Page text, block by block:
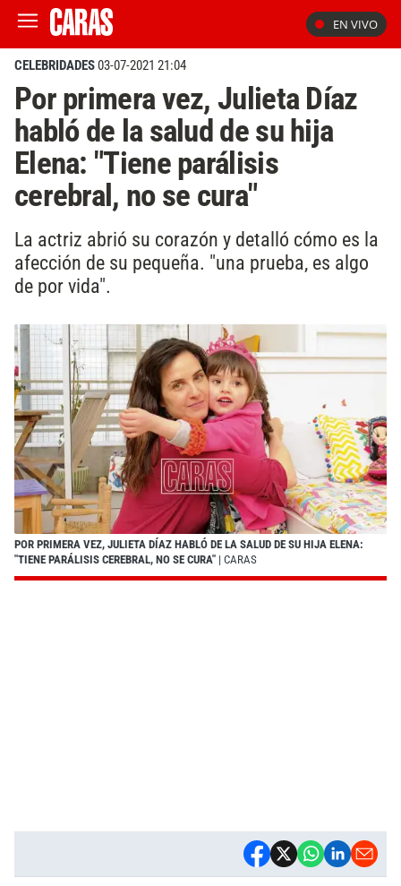
EN VIVO
CELEBRIDADES03-07-2021 21:04
Por primera vez, Julieta Díaz
habló de la salud de su hija
Elena: "Tiene parálisis
cerebral, no se cura"
La actriz abrió su corazón y detalló cómo es la
afección de su pequeña. "una prueba, es algo
de por vida".
POR PRIMERA VEZ, JULIETA DÍAZ HABLÓ DE LA SALUD DE SU HIJA ELENA:
"TIENE PARÁLISIS CEREBRAL, NO SE CURA" | CARAS